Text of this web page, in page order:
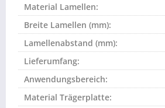
Material Lamellen:
Breite Lamellen (mm):
Lamellenabstand (mm):
Lieferumfang:
Anwendungsbereich:
Material Trägerplatte: